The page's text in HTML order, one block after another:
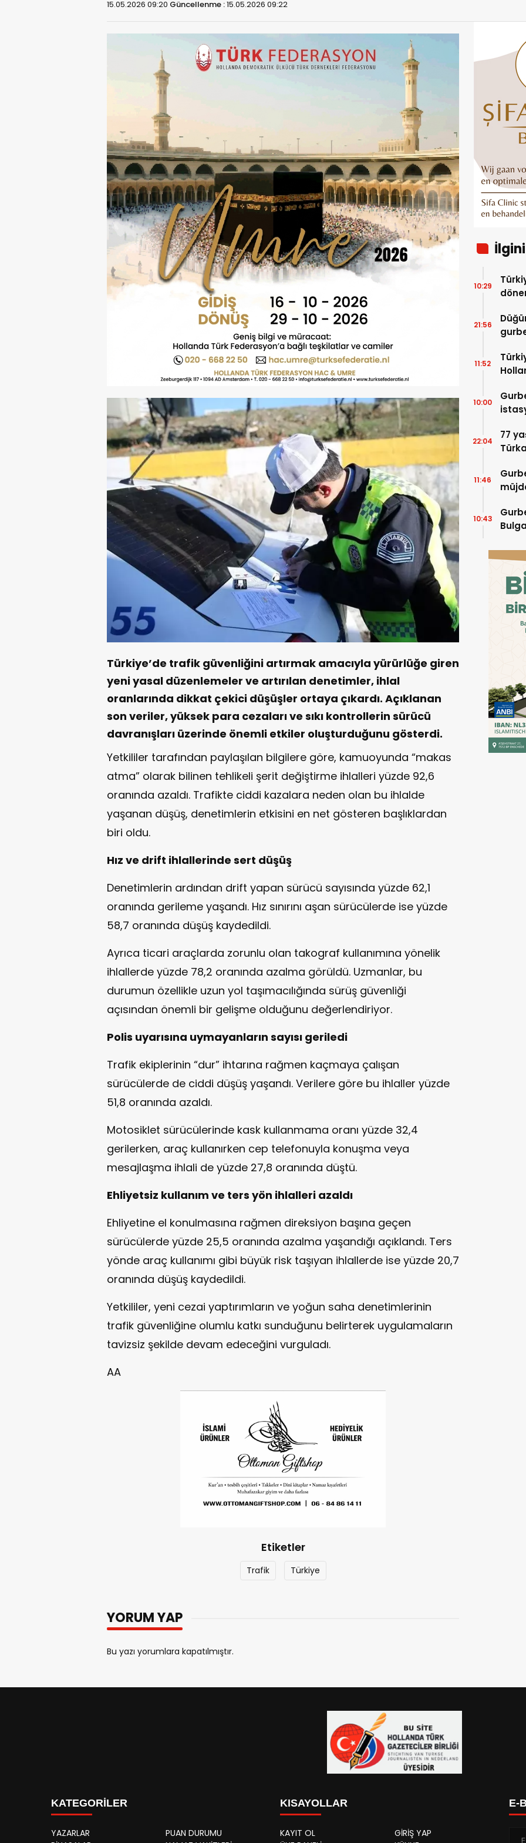
15.05.2026 09:20 Güncellenme :15.05.2026 09:22
Türkiye’de trafik güvenliğini artırmak amacıyla yürürlüğe giren
yeni yasal düzenlemeler ve artırılan denetimler, ihlal
oranlarında dikkat çekici düşüşler ortaya çıkardı. Açıklanan
son veriler, yüksek para cezaları ve sıkı kontrollerin sürücü
davranışları üzerinde önemli etkiler oluşturduğunu gösterdi.
Yetkililer tarafından paylaşılan bilgilere göre, kamuoyunda “makas
atma” olarak bilinen tehlikeli şerit değiştirme ihlalleri yüzde 92,6
oranında azaldı. Trafikte ciddi kazalara neden olan bu ihlalde
yaşanan düşüş, denetimlerin etkisini en net gösteren başlıklardan
biri oldu.
Hız ve drift ihlallerinde sert düşüş
Denetimlerin ardından drift yapan sürücü sayısında yüzde 62,1
oranında gerileme yaşandı. Hız sınırını aşan sürücülerde ise yüzde
58,7 oranında düşüş kaydedildi.
Ayrıca ticari araçlarda zorunlu olan takograf kullanımına yönelik
ihlallerde yüzde 78,2 oranında azalma görüldü. Uzmanlar, bu
durumun özellikle uzun yol taşımacılığında sürüş güvenliği
açısından önemli bir gelişme olduğunu değerlendiriyor.
Polis uyarısına uymayanların sayısı geriledi
Trafik ekiplerinin “dur” ihtarına rağmen kaçmaya çalışan
sürücülerde de ciddi düşüş yaşandı. Verilere göre bu ihlaller yüzde
51,8 oranında azaldı.
Motosiklet sürücülerinde kask kullanmama oranı yüzde 32,4
gerilerken, araç kullanırken cep telefonuyla konuşma veya
mesajlaşma ihlali de yüzde 27,8 oranında düştü.
Ehliyetsiz kullanım ve ters yön ihlalleri azaldı
Ehliyetine el konulmasına rağmen direksiyon başına geçen
sürücülerde yüzde 25,5 oranında azalma yaşandığı açıklandı. Ters
yönde araç kullanımı gibi büyük risk taşıyan ihlallerde ise yüzde 20,7
oranında düşüş kaydedildi.
Yetkililer, yeni cezai yaptırımların ve yoğun saha denetimlerinin
trafik güvenliğine olumlu katkı sunduğunu belirterek uygulamaların
tavizsiz şekilde devam edeceğini vurguladı.
AA
Etiketler
Trafik Türkiye
YORUM YAP
Bu yazı yorumlara kapatılmıştır.
10:29
21:56
11:52
10:00
77
22:04
11:46
10:43
KATEGORİLER
YAZARLAR
PUAN DURUMU
KISAYOLLAR
KAYIT OL
GİRİŞ YAP
E-